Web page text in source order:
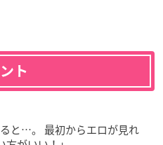
ト
と…。 最初からエロが見れ